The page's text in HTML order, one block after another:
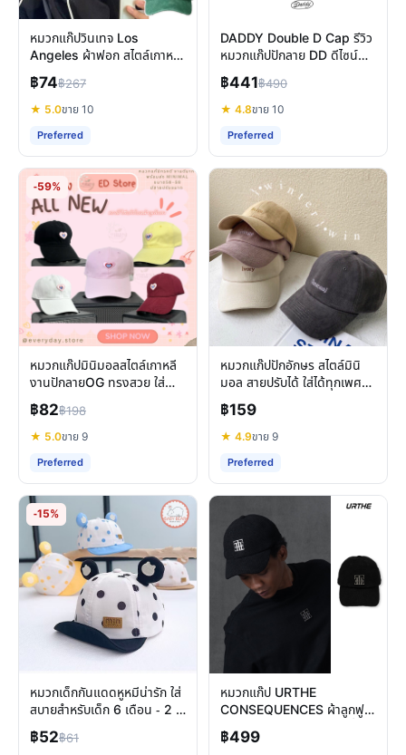
หมวกแก๊ปวินเทจ Los
Angeles ผ้าฟอก สไตล์เกาหลี
เท่ได้ทั้งชายหญิง
฿74฿267
★ 5.0ขาย 10
Preferred
DADDY Double D Cap รีวิว
หมวกแก๊ปปักลาย DD ดีไซน์
สวย แมทช์ง่าย ใส่ได้ทุกวัน
฿441฿490
★ 4.8ขาย 10
Preferred
-59%
หมวกแก๊ปมินิมอลสไตล์เกาหลี
งานปักลายOG ทรงสวย ใส่
สบาย ราคาเข้าถึงได้
฿82฿198
★ 5.0ขาย 9
Preferred
หมวกแก๊ปปักอักษร สไตล์มินิ
มอล สายปรับได้ ใส่ได้ทุกเพศ
ทุกวัย สร้างลุคดูดี
฿159
★ 4.9ขาย 9
Preferred
-15%
หมวกเด็กกันแดดหูหมีน่ารัก ใส่
สบายสำหรับเด็ก 6 เดือน - 2 ปี
ปกป้องผิวลูกน้อย
฿52฿61
หมวกแก๊ป URTHE
CONSEQUENCES ผ้าลูกฟูก:
สไตล์คลาสสิก ความสบายที่
ลงตัว
฿499